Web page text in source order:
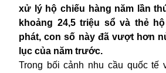
xử lý hộ chiếu hàng năm lần
khoảng 24,5 triệu sổ và thẻ
phát, con số này đã vượt hơn
lục của năm trước.
Trong bối cảnh nhu cầu quốc tế